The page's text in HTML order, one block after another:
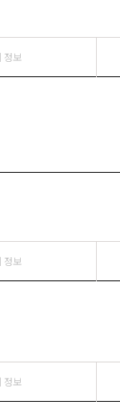
정보
정보
정보